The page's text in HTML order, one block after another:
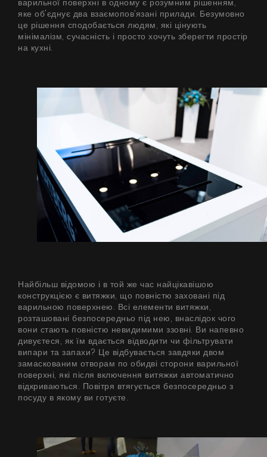
Гарантія
Поради
Інструкції
варильної поверхні в одному є розумним рішенням,
яке об'єднує два взаємопов’язані прилади. Безумовно
це рішення сподобається людям, які цінують
мінімалізм, сучасність і просто хочуть зберегти простір
на кухні.
Найбільш відомою і в той же час найцікавішою
конструкцією є витяжки, що повністю заховані під
варильною поверхнею. Всі елементи витяжки,
розташовані безпосередньо під нею, внаслідок чого
вони стають повністю невидимими ззовні. Ви напевно
дивуєтеся, як їм вдається відводити чи фільтрувати
випари та запахи? Це відбувається завдяки двом
замаскованим отворам по обидві сторони варильної
поверхні, які після включення витяжки автоматично
відкриваються. Повітря втягується безпосередньо з
посуду в якому ви готуєте.